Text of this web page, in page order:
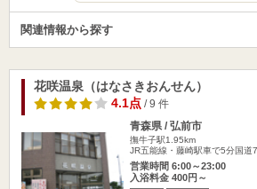
関連情報から探す
花咲温泉（はなさきおんせん）
4.1点/ 9 件
青森県 / 弘前市
撫牛子駅1.95km
JR五能線・藤崎駅車で5分国道
営業時間 6:00～23:00
入浴料金 400円～